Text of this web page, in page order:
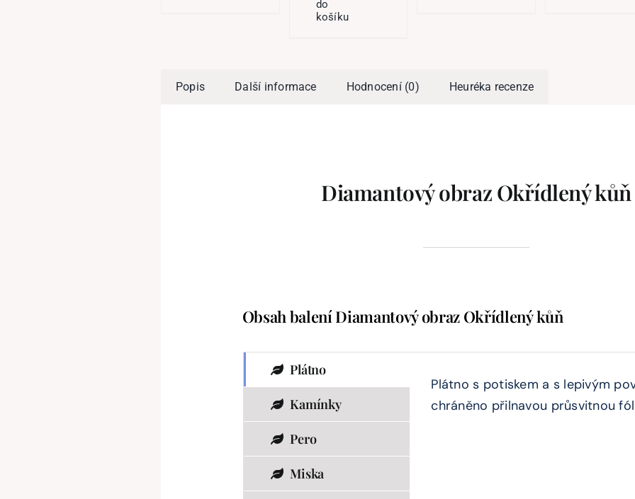
do
košíku
Popis Další informace Hodnocení (0) Heuréka recenze
Diamantový obraz Okřídlený kůň
Obsah balení Diamantový obraz Okřídlený kůň
Plátno
Kamínky
Pero
Miska
Plátno s potiskem a s lepivým
chráněno přilnavou průsvitnou